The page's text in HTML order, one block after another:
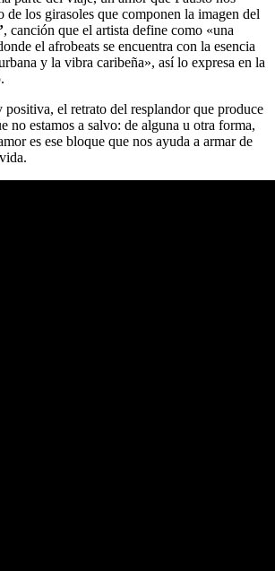
de los girasoles que componen la imagen del
, canción que el artista define como «una
el afrobeats se encuentra con la esencia
y la vibra caribeña», así lo expresa en la
positiva, el retrato del resplandor que produce
no estamos a salvo: de alguna u otra forma,
es ese bloque que nos ayuda a armar de